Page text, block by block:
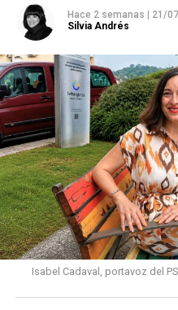
Hace 2 semanas
21/
Silvia Andrés
Isabel Cadaval, portavoz del